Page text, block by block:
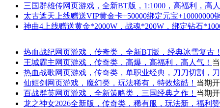
三国群雄传网页游戏，全新BT版，1:1000，高福利，高
太古遮天 上线赠送VIP黄金卡+50000绑定元宝+10000000
神曲4 上线赠送黄金*2000W，战魂*200W，绑定钻石
热血战纪网页游戏，传奇类，全新BT版，经典冰雪复古
王城霸主网页游戏，传奇类，高爆，高福利，高人气！
热血战歌网页游戏，传奇类，单职业经典，刀刀切割，
仙姬剑 网页游戏，魔幻类，玩法稀有，特效炫酷！ 当期
百战群英网页游戏，全新策略类，三国经典之作！ 当期
龙之神女2026全新版，传奇类，稀有服，玩法新，福利